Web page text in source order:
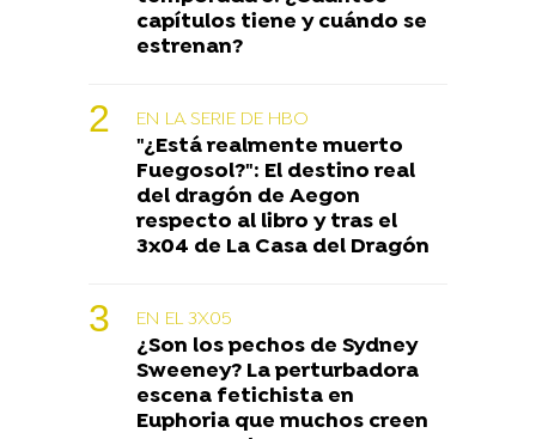
capítulos tiene y cuándo se
estrenan?
EN LA SERIE DE HBO
"¿Está realmente muerto
Fuegosol?": El destino real
del dragón de Aegon
respecto al libro y tras el
3x04 de La Casa del Dragón
EN EL 3X05
¿Son los pechos de Sydney
Sweeney? La perturbadora
escena fetichista en
Euphoria que muchos creen